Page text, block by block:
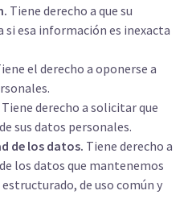
Tiene derecho a que su
esa información es inexacta
el derecho a oponerse a
Tiene derecho a solicitar que
sus datos personales.
de los datos. Tiene derecho a
los datos que mantenemos
de uso común y